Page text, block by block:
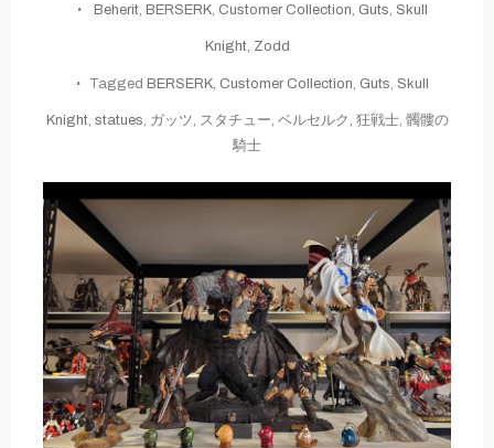
Beherit, BERSERK, Customer Collection, Guts, Skull
Knight, Zodd
Tagged BERSERK, Customer Collection, Guts, Skull
Knight, statues, ガッツ, スタチュー, ベルセルク , 狂戦士, 髑髏の
騎士